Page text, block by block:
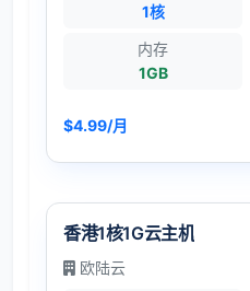
1核
内存
1GB
$4.99/月
香港1核1G云主机
欧陆云